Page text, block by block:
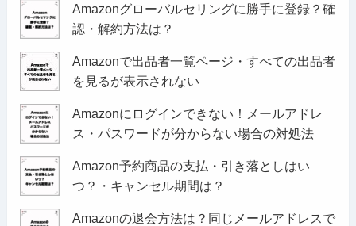
Amazonグローバルセリングに勝手に登録？確
認・解約方法は？
Amazonで出品者一覧ページ・すべての出品者
を見るが表示されない
Amazonにログインできない！メールアドレ
ス・パスワードが分からない場合の対処法
Amazon予約商品の支払・引き落としはい
つ？・キャンセル期間は？
Amazonの退会方法は？同じメールアドレスで